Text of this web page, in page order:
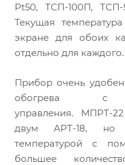
Pt50, ТСП-100П, ТСП-
Текущая
экране для обоих
отдельно для каждого.
Прибор очень
обогрева с
управления. МПРТ-22
двумАРТ-18, но
температурой с
большее